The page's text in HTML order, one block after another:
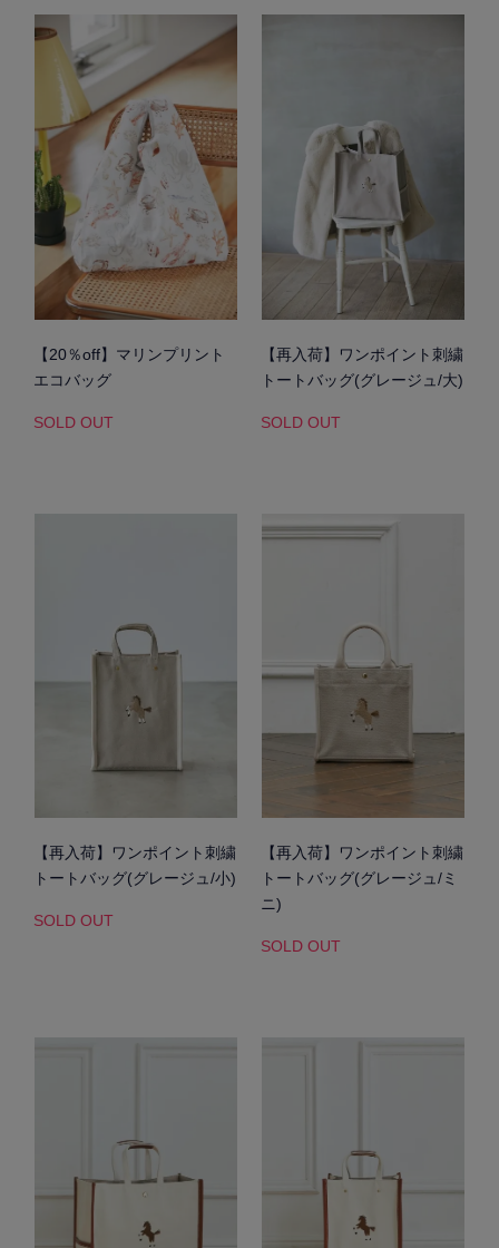
【20％off】マリンプリント
エコバッグ
SOLD OUT
【再入荷】ワンポイント刺繍
トートバッグ(グレージュ/大)
SOLD OUT
【再入荷】ワンポイント刺繍
トートバッグ(グレージュ/小)
SOLD OUT
【再入荷】ワンポイント刺繍
トートバッグ(グレージュ/ミ
ニ)
SOLD OUT